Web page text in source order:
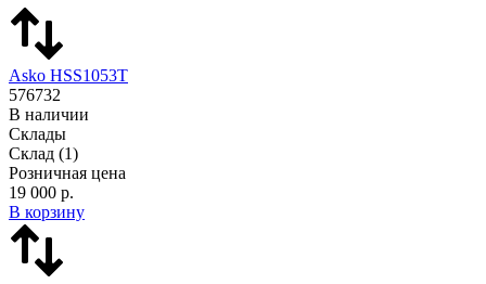
Asko HSS1053T
576732
В наличии
Склады
Склад (1)
Розничная цена
19 000 р.
В корзину